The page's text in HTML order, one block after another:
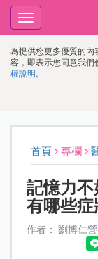
為提供您更多優質的
容，即表示您同意我
權說明 。
Toggle
navigation
首頁 專欄
記憶力
有哪些症
作者： 劉博仁